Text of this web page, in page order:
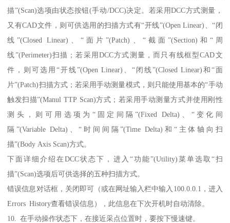
描”(Scan)选项由状态按钮(手动/DCC)决定。若采用DCC方式测量，
又有CAD文件，则可供选用的扫描方式有“开线”(Open Linear)、“闭
线”(Closed Linear)、“面片”(Patch)、“截面”(Section)和“周
线”(Perimeter)扫描；若采用DCC方式测量，而只有线框型CAD文
件，则可选用“开线”(Open Linear)、“闭线”(Closed Linear)和“面
片”(Patch)扫描方式；若采用手动测量模式，则只能使用基本的“手动
触发扫描”(Manul TTP Scan)方式；若采用手动测量方式并使用刚性
测头，则可用选项为“固定间隔”(Fixed Delta)、“变化间
隔”(Variable Delta)、“时间间隔”(Time Delta)和“主体轴向扫
描”(Body Axis Scan)方式。
下面详细介绍在DCC状态下，进入“功能”(Utility)菜单选取“扫
描”(Scan)选项后可供选择的五种扫描方式。
错误信息对话框，关闭即可（或在网址输入栏中输入100.0.0.1，进入
Errors History查看错误信息），此信息在下次开机时自动清除。
10. 在手动操作状态下，在接近采点位置时，要按下慢速键。